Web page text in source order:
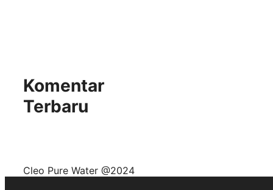
Komentar
Terbaru
Cleo Pure Water @2024